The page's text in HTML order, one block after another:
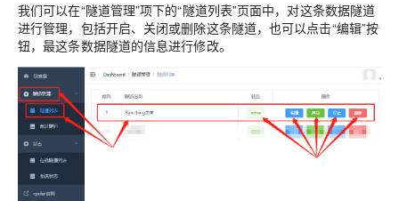
我们可以在“隧道管理”项下的“隧道列表”页面中，对这条数据隧道
进行管理，包括开启、关闭或删除这条隧道，也可以点击“编辑”按
钮，最这条数据隧道的信息进行修改。